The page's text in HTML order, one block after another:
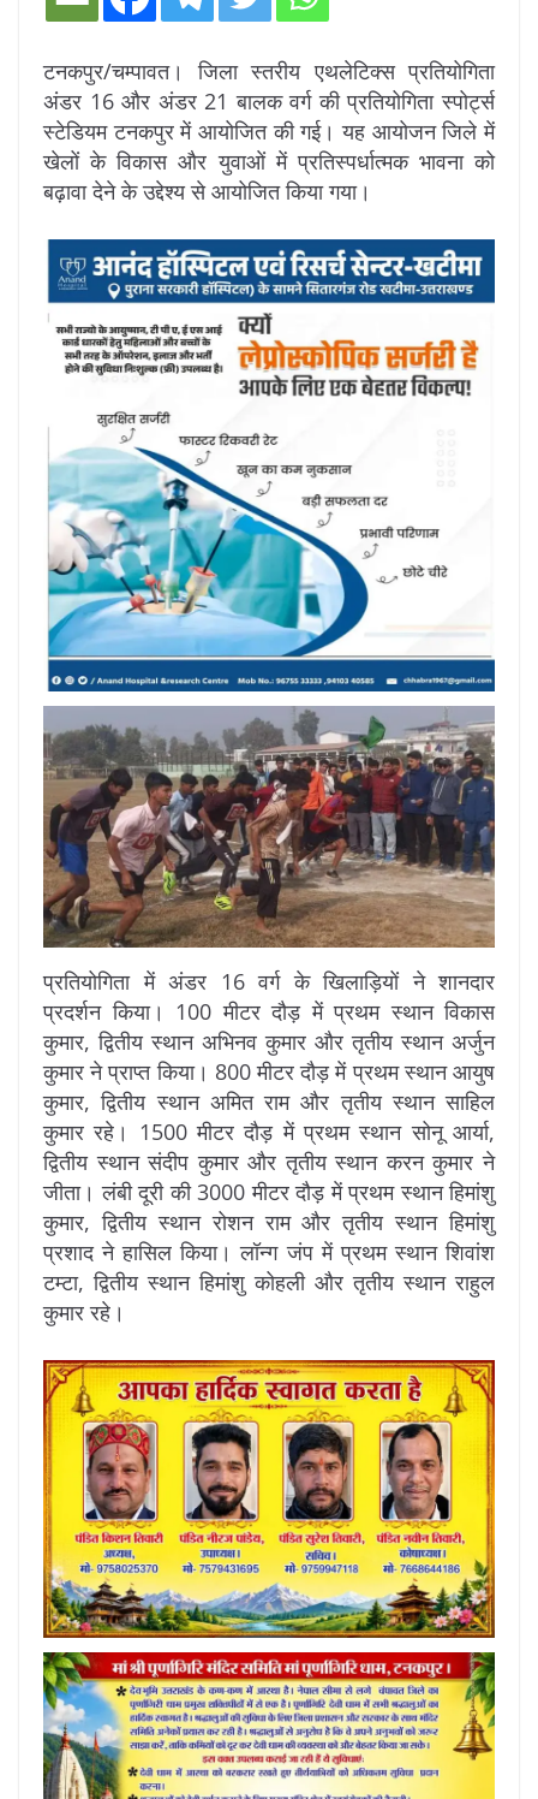
टनकपुर/चम्पावत। जिला स्तरीय एथलेटिक्स प्रतियोगिता
अंडर 16 और अंडर 21 बालक वर्ग की प्रतियोगिता स्पोर्ट्स
स्टेडियम टनकपुर में आयोजित की गई। यह आयोजन जिले में
खेलों के विकास और युवाओं में प्रतिस्पर्धात्मक भावना को
बढ़ावा देने के उद्देश्य से आयोजित किया गया।
प्रतियोगिता में अंडर 16 वर्ग के खिलाड़ियों ने शानदार
प्रदर्शन किया। 100 मीटर दौड़ में प्रथम स्थान विकास
कुमार, द्वितीय स्थान अभिनव कुमार और तृतीय स्थान अर्जुन
कुमार ने प्राप्त किया। 800 मीटर दौड़ में प्रथम स्थान आयुष
कुमार, द्वितीय स्थान अमित राम और तृतीय स्थान साहिल
कुमार रहे। 1500 मीटर दौड़ में प्रथम स्थान सोनू आर्या,
द्वितीय स्थान संदीप कुमार और तृतीय स्थान करन कुमार ने
जीता। लंबी दूरी की 3000 मीटर दौड़ में प्रथम स्थान हिमांशु
कुमार, द्वितीय स्थान रोशन राम और तृतीय स्थान हिमांशु
प्रशाद ने हासिल किया। लॉन्ग जंप में प्रथम स्थान शिवांश
टम्टा, द्वितीय स्थान हिमांशु कोहली और तृतीय स्थान राहुल
कुमार रहे।